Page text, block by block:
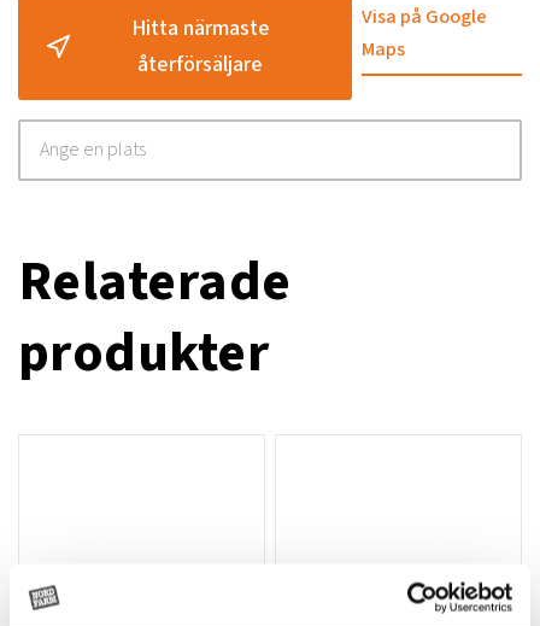
Hitta närmaste
återförsäljare
Visa på Google
Maps
Relaterade
produkter